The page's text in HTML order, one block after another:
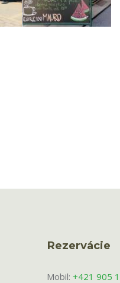
Rezervácie
Mobil:+421 905